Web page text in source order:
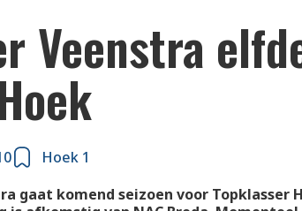
Veenstra
Hoek 1
gaat komend seizoen voor Topklasser